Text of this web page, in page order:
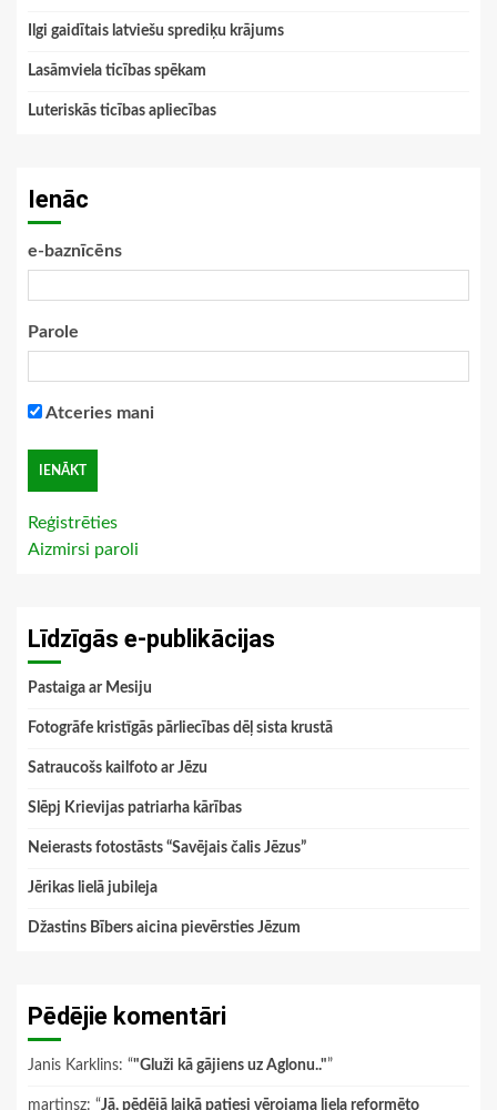
Ilgi gaidītais latviešu sprediķu krājums
Lasāmviela ticības spēkam
Luteriskās ticības apliecības
Ienāc
e-baznīcēns
Parole
Atceries mani
Reģistrēties
Aizmirsi paroli
Līdzīgās e-publikācijas
Pastaiga ar Mesiju
Fotogrāfe kristīgās pārliecības dēļ sista krustā
Satraucošs kailfoto ar Jēzu
Slēpj Krievijas patriarha kārības
Neierasts fotostāsts “Savējais čalis Jēzus”
Jērikas lielā jubileja
Džastins Bībers aicina pievērsties Jēzum
Pēdējie komentāri
Janis Karklins: “"Gluži kā gājiens uz Aglonu.."”
martinsz: “Jā, pēdējā laikā patiesi vērojama liela reformēto